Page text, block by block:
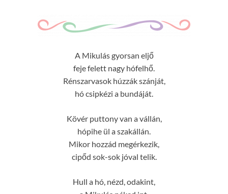
A Mikulás gyorsan eljő
feje felett nagy hófelhő.
Rénszarvasok húzzák szánját,
hó csipkézi a bundáját.
Kövér puttony van a vállán,
hópihe ül a szakállán.
Mikor hozzád megérkezik,
cipőd sok-sok jóval telik.
Hull a hó, nézd, odakint,